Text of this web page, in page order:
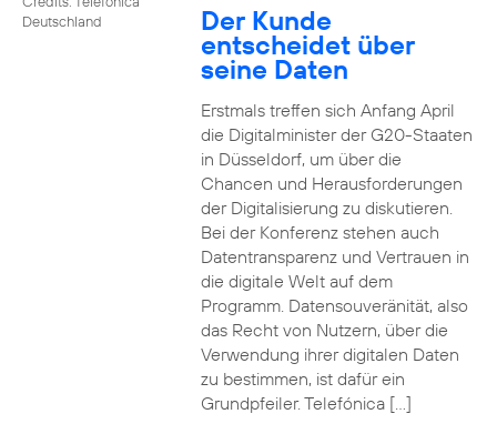
Deutschland
Der Kunde
entscheidet über
seine Daten
Erstmals treffen sich Anfang April
die Digitalminister der G20-Staaten
in Düsseldorf, um über die
Chancen und Herausforderungen
der Digitalisierung zu diskutieren.
Bei der Konferenz stehen auch
Datentransparenz und Vertrauen in
die digitale Welt auf dem
Programm. Datensouveränität, also
das Recht von Nutzern, über die
Verwendung ihrer digitalen Daten
zu bestimmen, ist dafür ein
Grundpfeiler. Telefónica […]